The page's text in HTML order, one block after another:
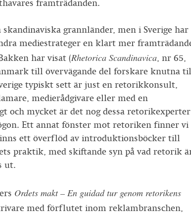
framträdanden.
grannländer, men i Sverige har
mediestrateger en klart mer
har visat (Rhetorica Scandinavica, nr 65,
till övervägande del forskare knutna
typiskt sett är just en retorikkonsult,
medierådgivare eller med en
och mycket är det nog dessa retorikexperter
Ett annat fönster mot retoriken finner vi
ett överflöd av introduktionsböcker till
praktik, med skiftande syn på vad retorik
ut.
Ordets makt – En guidad tur genom retorikens
med förflutet inom reklambranschen,